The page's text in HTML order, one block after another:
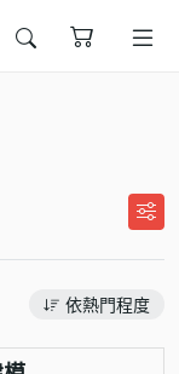
依熱門程度